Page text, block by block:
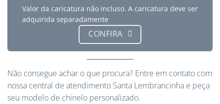
Valor da caricatura não incluso. A caricatura deve ser
adquirida separadamente
CONFIRA
Não consegue achar o que procura? Entre em contato com
nossa central de atendimento Santa Lembrancinha e peça
seu modelo de chinelo personalizado.